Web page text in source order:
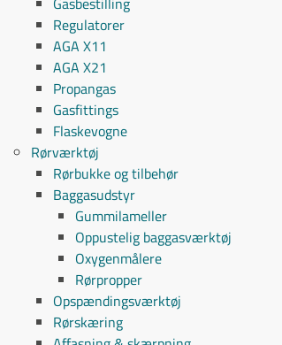
Regulatorer
AGA X11
AGA X21
Propangas
Gasfittings
Flaskevogne
Rørværktøj
Rørbukke og tilbehør
Baggasudstyr
Gummilameller
Oppustelig baggasværktøj
Oxygenmålere
Rørpropper
Opspændingsværktøj
Rørskæring